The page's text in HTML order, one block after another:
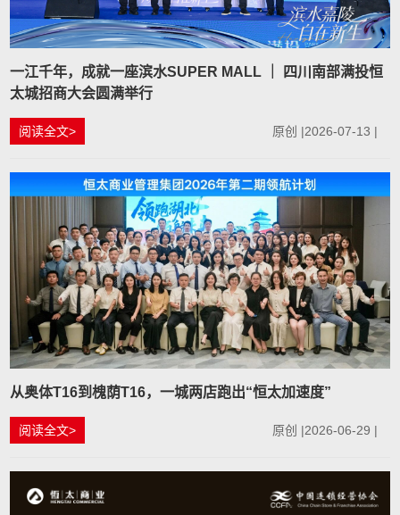
一江千年，成就一座滨水SUPER MALL ｜ 四川南部满投恒
太城招商大会圆满举行
原创 |2026-07-13 |
阅读全文>
从奥体T16到槐荫T16，一城两店跑出“恒太加速度”
原创 |2026-06-29 |
阅读全文>